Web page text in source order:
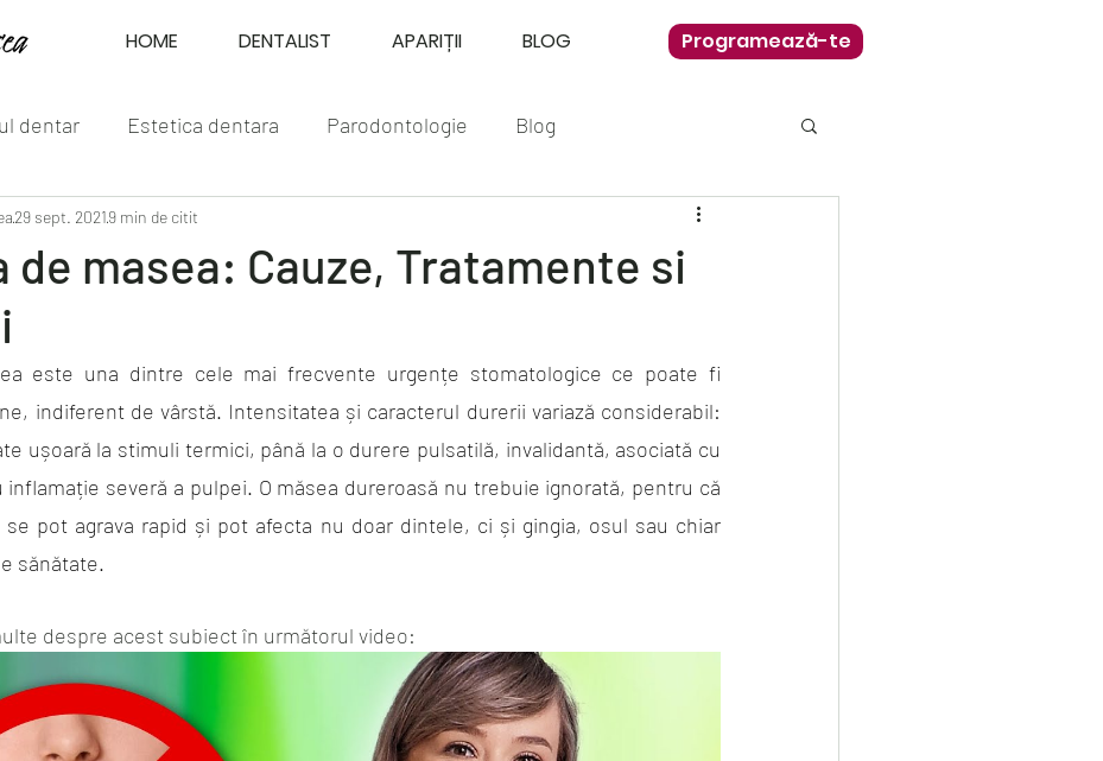
HOME DENTALIST APARIȚII BLOG Programează-te
dentar Estetica dentara Parodontologie Blog
de masea: Cauze, Tratamente si
29 sept. 20219 min de citit
este una dintre cele mai frecvente urgențe stomatologice ce poate fi
indiferent de vârstă. Intensitatea și caracterul durerii variază considerabil:
ușoară la stimuli termici, până la o durere pulsatilă, invalidantă, asociată cu
inflamație severă a pulpei. O măsea dureroasă nu trebuie ignorată, pentru că
pot agrava rapid și pot afecta nu doar dintele, ci și gingia, osul sau chiar
sănătate.
despre acest subiect în următorul video: